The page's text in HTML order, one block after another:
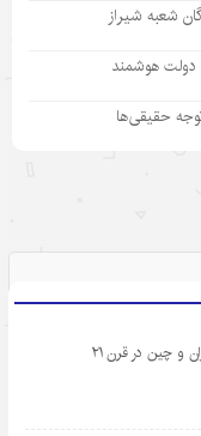
شعبه شیراز
دولت هوشمند
حقیقی‌ها
و چین در قرن ۲۱